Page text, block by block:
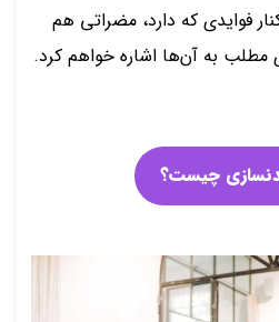
فوایدی که دارد، مضراتی هم
به آن‌ها اشاره خواهم کرد.
چیست؟